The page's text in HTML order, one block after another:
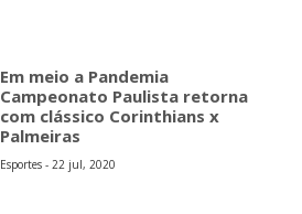
Em meio a Pandemia
Campeonato Paulista retorna
com clássico Corinthians x
Palmeiras
Esportes - 22 jul, 2020